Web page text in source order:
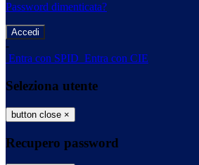
Password dimenticata?
-
Entra con SPID Entra con CIE
Seleziona utente
button close ×
Recupero password